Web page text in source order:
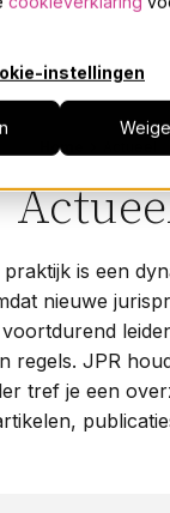
instellingen
Home
is een
nieuwe
regels. JPR
tref je een